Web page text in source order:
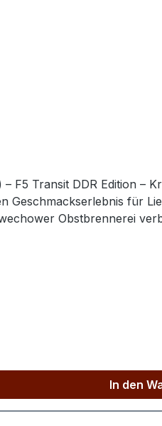
F5 Transit DDR Edition –
für Liebhaber von
Bereits beim Öffnen entfaltet sich das verführerische
während sich die Schärfe der Chili harmonisch in
mit
In den